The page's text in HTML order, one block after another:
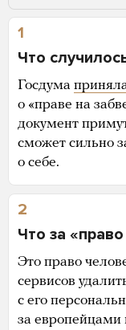
1
Что
Госдума
о «праве на
документ
сможет сильно
о себе.
2
Что за
Это право
сервисов
с его
за европейцами